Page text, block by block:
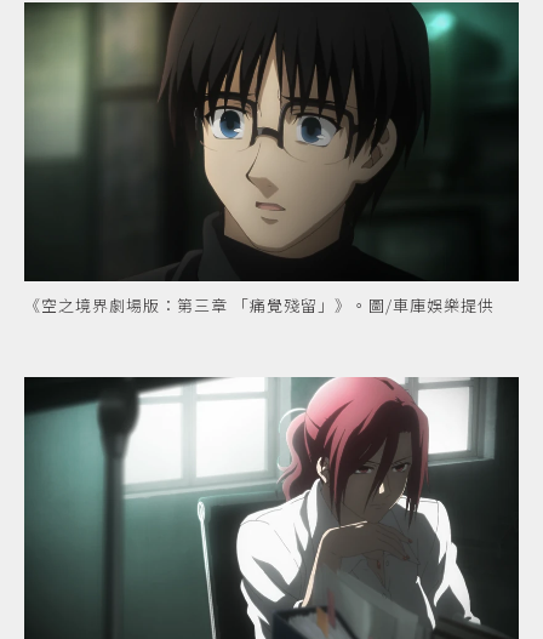
《空之境界劇場版：第三章 「痛覺殘留」》。圖/車庫娛樂提供